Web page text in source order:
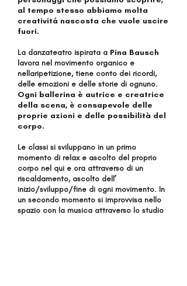
al tempo stesso abbiamo molta
creativitá nascosta che vuole uscire
fuori.
La danzateatro ispirata a Pina Bausch
lavora nel movimento organico e
nellaripetizione, tiene conto dei ricordi,
delle emozioni e delle storie di ognuno.
Ogni ballerina è autrice e creatrice
della scena, è consapevole delle
proprie azioni e delle possibilità del
corpo.
Le classi si sviluppano in un primo
momento di relax e ascolto del proprio
corpo nel qui e ora attraverso di un
riscaldamento, ascolto dell’
inizio/sviluppo/fine di ogni movimento. In
un secondo momento si improvvisa nello
spazio con la musica attraverso lo studio